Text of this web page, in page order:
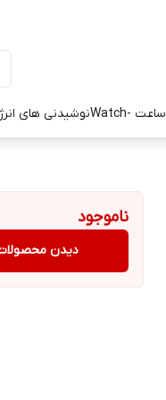
ساعت -Watch نوشیدنی های
ناموجود
دیدن